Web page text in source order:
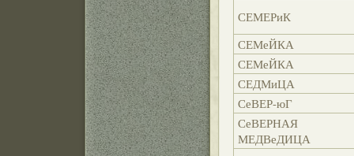
СЕМЕРиК
СЕМеЙКА
СЕМеЙКА
СЕДМиЦА
СеВЕР-юГ
СеВЕРНАЯ
МЕДВеДИЦА